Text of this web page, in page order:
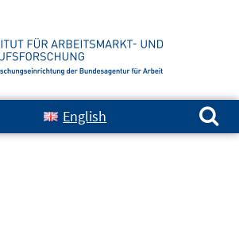
English
Suchen nach: